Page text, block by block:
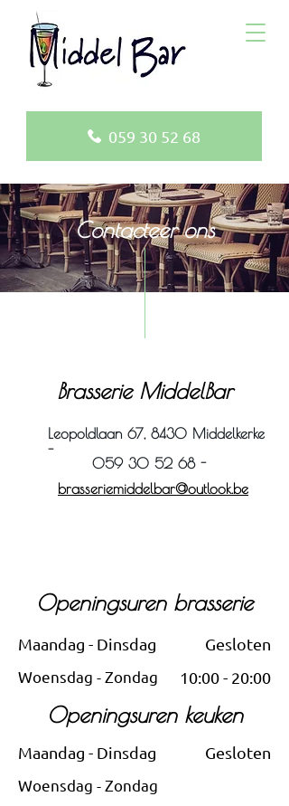
059 30 52 68
Contacteer ons
Brasserie MiddelBar
Leopoldlaan 67, 8430 Middelkerke
-
059 30 52 68 -
brasseriemiddelbar@outlook.be
Openingsuren brasserie
Maandag - Dinsdag
Gesloten
Woensdag - Zondag
10:00 - 20:00
Openingsuren keuken
Maandag - Dinsdag
Gesloten
Woensdag - Zondag